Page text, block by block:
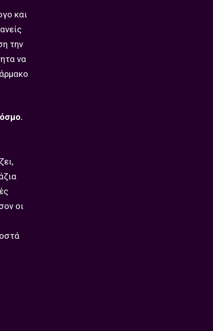
και
την
να
οι